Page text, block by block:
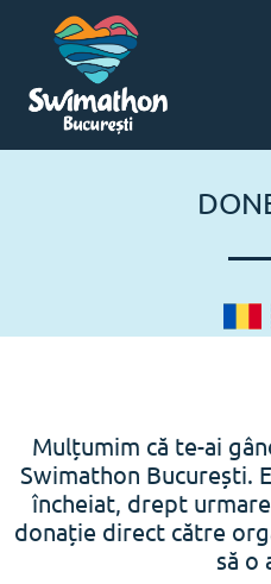
Mulțumim că te-ai
Swimathon București.
încheiat, drept
donație direct către
să o